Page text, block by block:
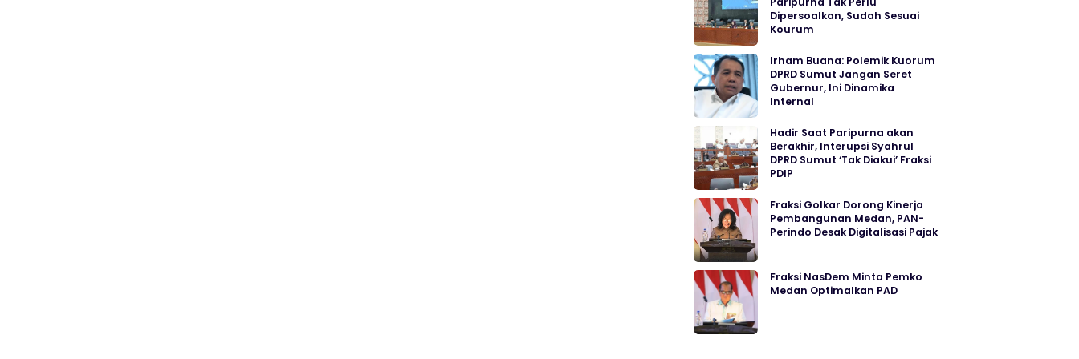
Dipersoalkan, Sudah Sesuai
Kourum
Irham Buana: Polemik Kuorum
DPRD Sumut Jangan Seret
Gubernur, Ini Dinamika
Internal
Hadir Saat Paripurna akan
Berakhir, Interupsi Syahrul
DPRD Sumut ‘Tak Diakui’ Fraksi
PDIP
Fraksi Golkar Dorong Kinerja
Pembangunan Medan, PAN-
Perindo Desak Digitalisasi Pajak
Fraksi NasDem Minta Pemko
Medan Optimalkan PAD